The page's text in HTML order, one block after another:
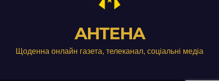
АНТЕНА
Щоденна онлайн газета, телеканал, соціальні медіа